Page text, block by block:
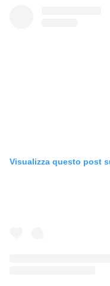
Visualizza questo post